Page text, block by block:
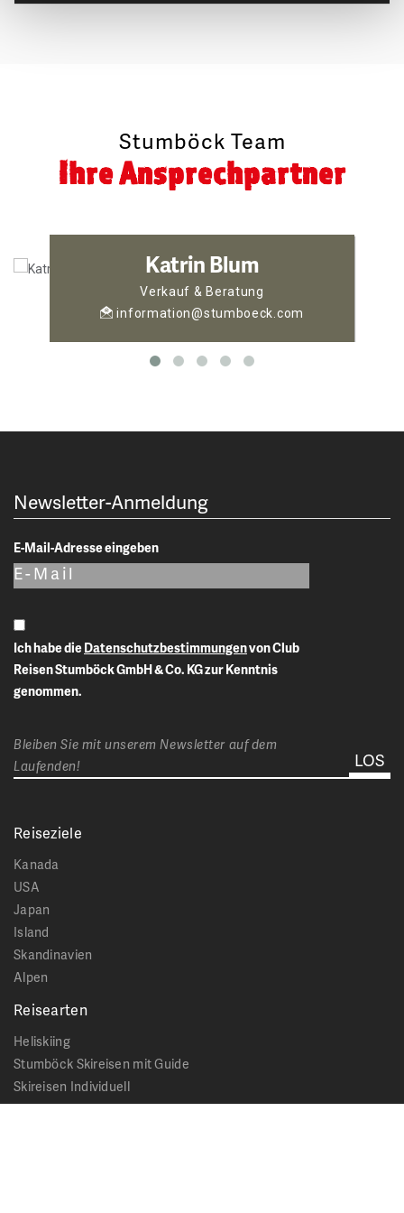
Stumböck Team
Ihre Ansprechpartner
Katrin Blum
Verkauf & Beratung
information@stumboeck.com
Newsletter-Anmeldung
E-Mail-Adresse eingeben
Ich habe dieDatenschutzbestimmungen
Reisen Stumböck GmbH & Co. KG zur Kenntnis
genommen.
Bleiben Sie mit unserem Newsletter auf dem
Laufenden!
Reiseziele
Kanada
USA
Japan
Island
Skandinavien
Alpen
Reisearten
Heliskiing
Stumböck Skireisen mit Guide
Skireisen Individuell
Catskiing